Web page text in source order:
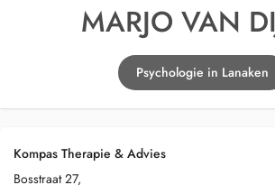
MARJO VAN
Psychologie in Lanaken
Kompas Therapie & Advies
Bosstraat 27,